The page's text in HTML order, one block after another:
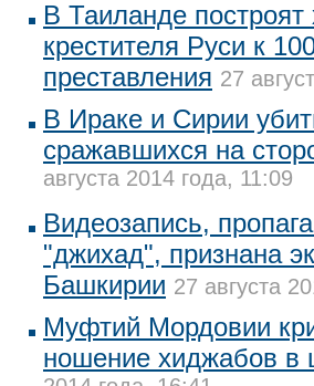
В Таиланде
крестителя Руси к
преставления 27
В Ираке и Сирии
сражавшихся на
августа 2014 года, 11:09
Видеозапись,
"джихад", признана
Башкирии 27 августа
Муфтий Мордовии
ношение хиджабов в